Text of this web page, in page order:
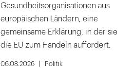
Gesundheitsorganisationen aus
europäischen Ländern, eine
gemeinsame Erklärung, in der sie
die EU zum Handeln auffordert.
06.08.2026 Politik